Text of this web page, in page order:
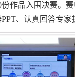
作品入围决赛。
、认真回答专